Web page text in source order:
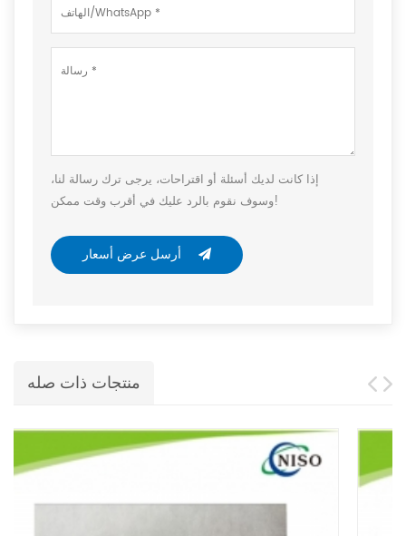
إذا كانت لديك أسئلة أو اقتراحات، يرجى ترك رسالة لنا،
وسوف نقوم بالرد عليك في أقرب وقت ممكن!
منتجات ذات صله